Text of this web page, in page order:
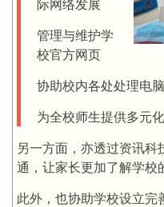
际网络发展
管理与维护学
校官方网页
协助校内各处处理电
为全校师生提供多元
另一方面，亦透过资讯
通，让家长更加了解学校
此外，也协助学校设立完